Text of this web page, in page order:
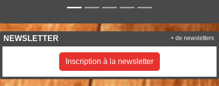
NEWSLETTER
Inscription à la newsletter
+ de newsletters